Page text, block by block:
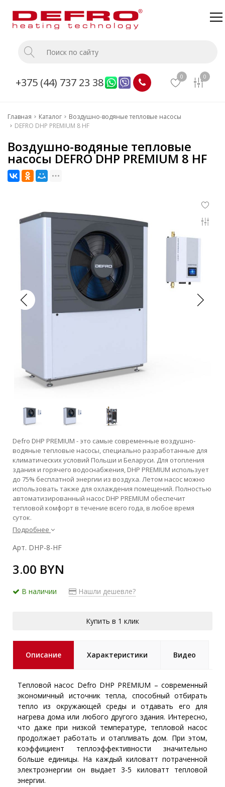
+375 (44) 737 23 38 0 0
О компании
Монтаж
Прайс
Контакты
Главная Каталог
Воздушно-водяные тепловые насосы
DEFRO DHP PREMIUM 8 HF
Воздушно-водяные тепловые
насосы DEFRO DHP PREMIUM 8 HF
Defro DHP PREMIUM - это самые современные воздушно-
водяные тепловые насосы, специально разработанные для
климатических условий Польши и Беларуси. Для отопления
здания и горячего водоснабжения, DHP PREMIUM использует
до 75% бесплатной энергии из воздуха. Летом насос можно
использовать также для охлаждения помещений. Полностью
автоматизированный насос DHP PREMIUM обеспечит
тепловой комфорт в течение всего года, в любое время
суток.
Подробнее
Арт. DHP-8-HF
3.00 BYN
В наличии Нашли дешевле?
Купить в 1 клик
Описание Характеристики Видео
Тепловой насос Defro DHP PREMIUM – современный
экономичный источник тепла, способный отбирать
тепло из окружающей среды и отдавать его для
нагрева дома или любого другого здания. Интересно,
что даже при низкой температуре, тепловой насос
продолжает работать и отапливать дом. При этом,
коэффициент теплоэффективности значительно
больше единицы. На каждый киловатт потраченной
электроэнергии он выдает 3-5 киловатт тепловой
энергии.